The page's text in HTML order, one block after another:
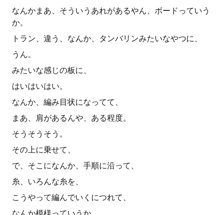
なんかまあ、そういうあれがあるやん、ボードっていう
か。
トラン、違う、なんか、タンバリンみたいなやつに、
うん。
みたいな感じの板に、
はいはいはい。
なんか、編み目状になってて、
まあ、肩があるんや、ある程度。
そうそうそう。
その上に乗せて、
で、そこになんか、手順に沿って、
糸、いろんな糸を、
こうやって編んでいくにつれて、